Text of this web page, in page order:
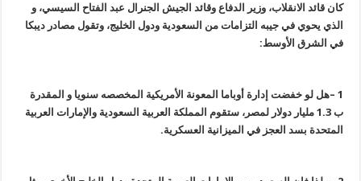
كان قائد الانقلاب، وزير الدفاع وقائد الجيش الجنرال عبد الفتاح السيسي، و
الذي يحوي في جيبه التزامات من السعودية ودول الخليج، وتقول مصادر ديبكا
في الشرق الأوسط:
1 –هل لو خفضت إدارة أوباما المعونة الأمريكية المخصصه سنويا و المقدرة
ب 1.3 مليار دولار لمصر، ستقوم المملكة العربية السعودية والإمارات العربية
المتحدة بسد العجز في الميزانية العسكرية.